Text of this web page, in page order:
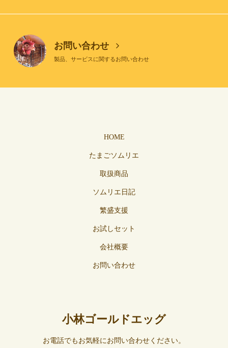
お問い合わせ
製品、サービスに関するお問い合わせ
HOME
たまごソムリエ
取扱商品
ソムリエ日記
繁盛支援
お試しセット
会社概要
お問い合わせ
小林ゴールドエッグ
お電話でもお気軽にお問い合わせください。